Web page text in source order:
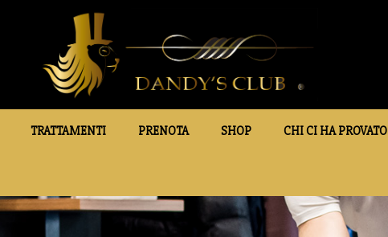
TRATTAMENTI PRENOTA SHOP CHI CI HA PROVATO